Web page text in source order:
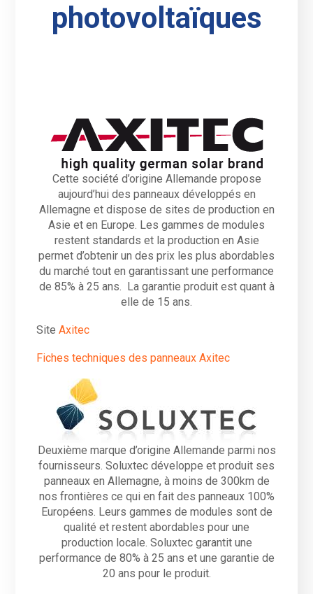
photovoltaïques
Cette société d’origine Allemande propose
aujourd’hui des panneaux développés en
Allemagne et dispose de sites de production en
Asie et en Europe. Les gammes de modules
restent standards et la production en Asie
permet d’obtenir un des prix les plus abordables
du marché tout en garantissant une performance
de 85% à 25 ans. La garantie produit est quant à
elle de 15 ans.
SiteAxitec
Fiches techniques des panneaux Axitec
Deuxième marque d’origine Allemande parmi nos
fournisseurs. Soluxtec développe et produit ses
panneaux en Allemagne, à moins de 300km de
nos frontières ce qui en fait des panneaux 100%
Européens. Leurs gammes de modules sont de
qualité et restent abordables pour une
production locale. Soluxtec garantit une
performance de 80% à 25 ans et une garantie de
20 ans pour le produit.